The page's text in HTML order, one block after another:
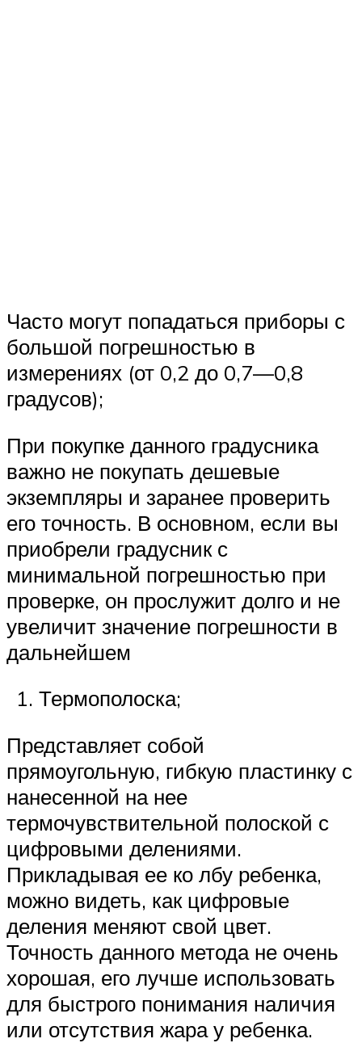
Часто могут попадаться приборы с
большой погрешностью в
измерениях (от 0,2 до 0,7—0,8
градусов);
При покупке данного градусника
важно не покупать дешевые
экземпляры и заранее проверить
его точность. В основном, если вы
приобрели градусник с
минимальной погрешностью при
проверке, он прослужит долго и не
увеличит значение погрешности в
дальнейшем
Термополоска;
Представляет собой
прямоугольную, гибкую пластинку с
нанесенной на нее
термочувствительной полоской с
цифровыми делениями.
Прикладывая ее ко лбу ребенка,
можно видеть, как цифровые
деления меняют свой цвет.
Точность данного метода не очень
хорошая, его лучше использовать
для быстрого понимания наличия
или отсутствия жара у ребенка.